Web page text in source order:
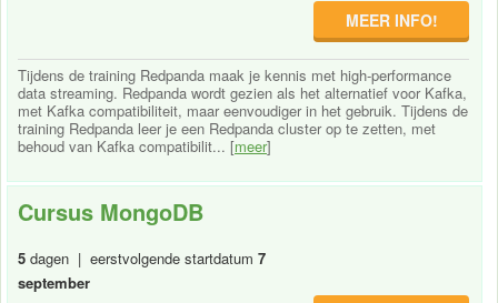
MEER INFO!
Tijdens de training Redpanda maak je kennis met high-performance
data streaming. Redpanda wordt gezien als het alternatief voor Kafka,
met Kafka compatibiliteit, maar eenvoudiger in het gebruik. Tijdens de
training Redpanda leer je een Redpanda cluster op te zetten, met
behoud van Kafka compatibilit... [meer]
Cursus MongoDB
5 dagen | eerstvolgende startdatum 7
september